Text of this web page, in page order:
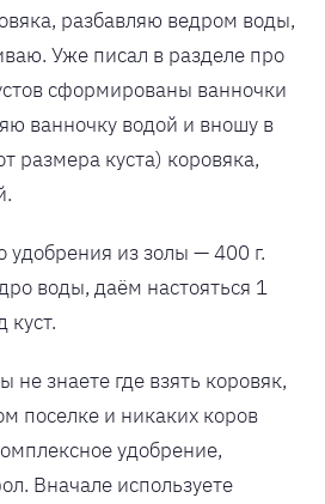
разбавляю ведром воды,
Уже писал в разделе про
сформированы ванночки
ванночку водой и вношу в
размера куста) коровяка,
удобрения из золы — 400 г.
воды, даём настояться 1
куст.
не знаете где взять коровяк,
поселке и никаких коров
удобрение,
Вначале используете